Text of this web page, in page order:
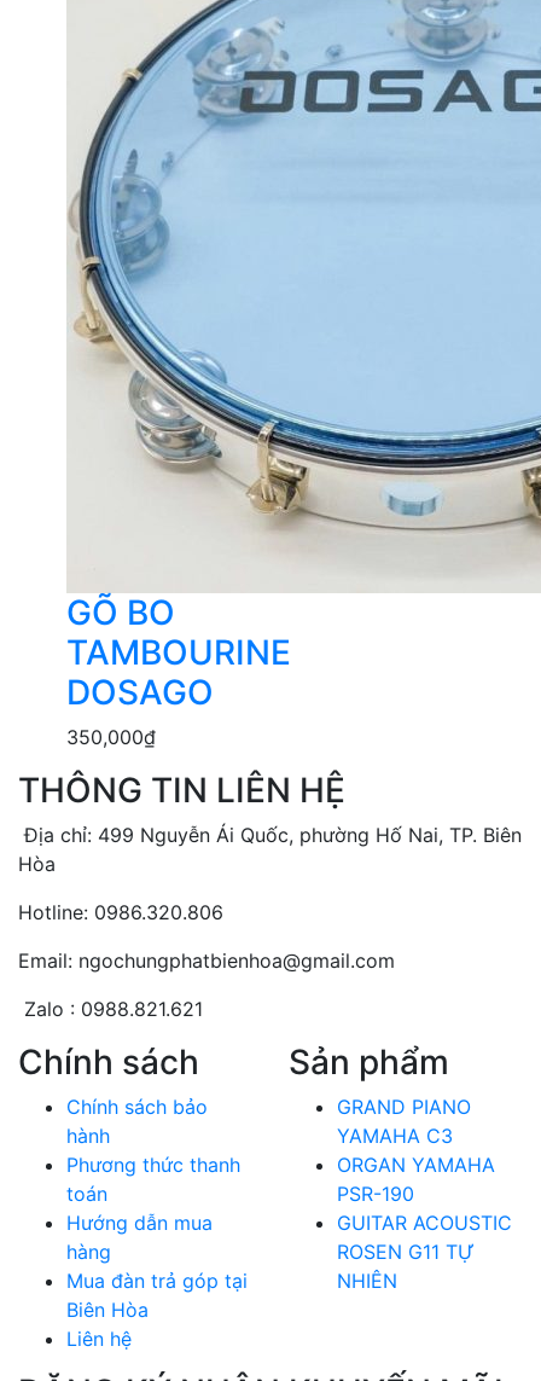
GÕ BO
TAMBOURINE
DOSAGO
350,000₫
THÔNG TIN LIÊN HỆ
Địa chỉ: 499 Nguyễn Ái Quốc, phường Hố Nai, TP. Biên
Hòa
Hotline: 0986.320.806
Email: ngochungphatbienhoa@gmail.com
Zalo : 0988.821.621
Chính sách
Chính sách bảo
hành
Phương thức thanh
toán
Hướng dẫn mua
hàng
Mua đàn trả góp tại
Biên Hòa
Liên hệ
Sản phẩm
GRAND PIANO
YAMAHA C3
ORGAN YAMAHA
PSR-190
GUITAR ACOUSTIC
ROSEN G11 TỰ
NHIÊN